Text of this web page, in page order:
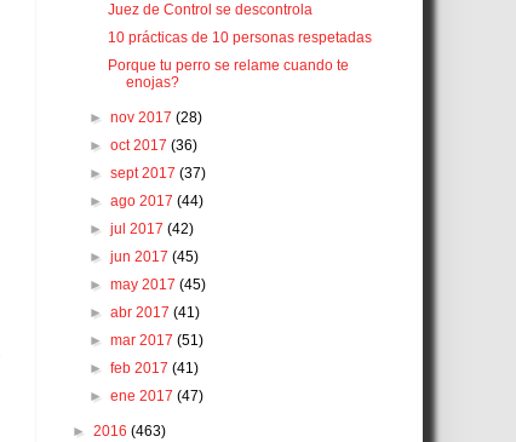
Juez de Control se descontrola
10 prácticas de 10 personas respetadas
Porque tu perro se relame cuando te
enojas?
►nov 2017(28)
►oct 2017(36)
►sept 2017(37)
►ago 2017(44)
►jul 2017(42)
►jun 2017(45)
►may 2017(45)
►abr 2017(41)
►mar 2017(51)
►feb 2017(41)
►ene 2017(47)
► 2016 (463)